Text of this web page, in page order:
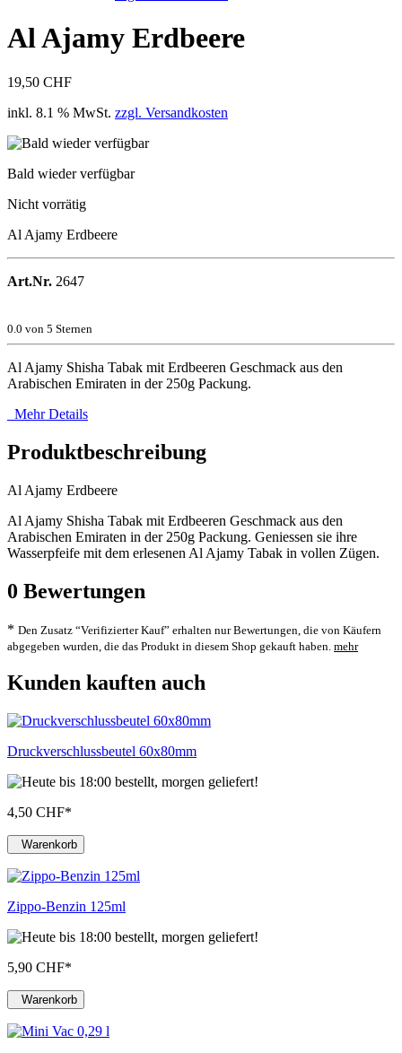
Al Ajamy Erdbeere
19,50 CHF
inkl. 8.1 % MwSt. zzgl. Versandkosten
Bald wieder verfügbar
Nicht vorrätig
Al Ajamy Erdbeere
Art.Nr. 2647
0.0 von 5 Sternen
Al Ajamy Shisha Tabak mit Erdbeeren Geschmack aus den
Arabischen Emiraten in der 250g Packung.
Mehr Details
Produktbeschreibung
Al Ajamy Erdbeere
Al Ajamy Shisha Tabak mit Erdbeeren Geschmack aus den
Arabischen Emiraten in der 250g Packung. Geniessen sie ihre
Wasserpfeife mit dem erlesenen Al Ajamy Tabak in vollen Zügen.
0 Bewertungen
* Den Zusatz “Verifizierter Kauf” erhalten nur Bewertungen, die von Käufern
abgegeben wurden, die das Produkt in diesem Shop gekauft haben. mehr
Kunden kauften auch
Druckverschlussbeutel 60x80mm
4,50 CHF*
Warenkorb
Zippo-Benzin 125ml
5,90 CHF*
Warenkorb